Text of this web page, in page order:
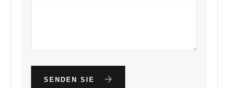
SENDEN SIE